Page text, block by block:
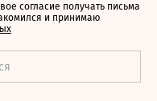
согласие получать письма
и принимаю